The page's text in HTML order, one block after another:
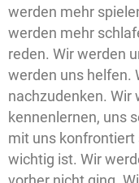
werden mehr
werden mehr
reden. Wir werden
werden uns helfen.
nachzudenken. Wir
kennenlernen, uns
mit uns konfrontiert
wichtig ist. Wir